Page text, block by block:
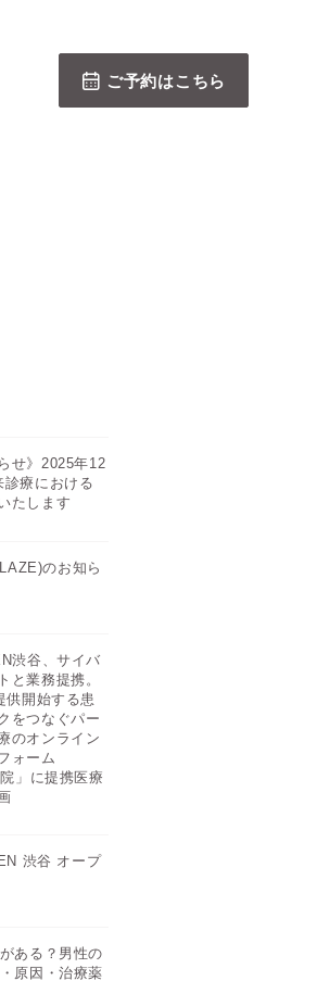
ご予約はこちら
せ》2025年12
診療における
たします
のお知ら
渋谷、サイバ
と業務提携。
供開始する患
をつなぐパー
のオンライン
ォーム
」に提携医療
渋谷 オープ
ある？男性の
原因・治療薬